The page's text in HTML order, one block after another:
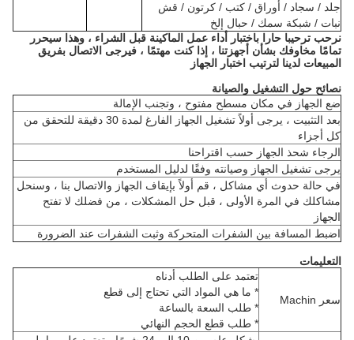
جلد / سجاد / أوراق / كتب / كرتون / قش
نبات / شبكة سمك / حبال إلخ
نرحب ترحيبا حارا باختبار أداء عمل الماكينة قبل الشراء ، وهذا سيحرر
تمامًا مخاوفك بشأن أجهزتنا ، إذا كنت مهتمًا ، فيرجى الاتصال بفريق
المبيعات لدينا لترتيب اختبار الجهاز
نصائح حول التشغيل والصيانة
ضع الجهاز في مكان مسطح مفتوح ، وتجنب الإمالة
بعد التثبيت ، يرجى أولاً تشغيل الجهاز الفارغ لمدة 30 دقيقة للتحقق من
كل أجزاء
الرجاء شحذ الجهاز حسب اقتراحنا
يرجى تشغيل الجهاز وصيانته وفقًا لدليل المستخدم
في حالة حدوث أي مشاكل ، قم أولاً بإيقاف الجهاز والاتصال بنا ، وسنحل
مشاكلك في المرة الأولى ، قبل حل المشكلات ، من فضلك لا تفتح
الجهاز
اضبط المسافة بين الشفرات المتحركة وثبت الشفرات عند الضرورة
التعليمات
سعر Machin
تعتمد على الطلب أدناه
* ما هي المواد التي تحتاج إلى قطع
* طلب السعة بالساعة
* طلب قطع الحجم النهائي